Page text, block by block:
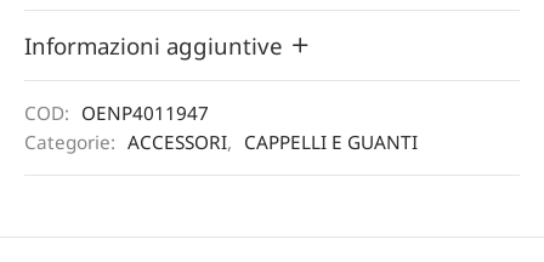
Informazioni aggiuntive
COD: OENP4011947
Categorie: ACCESSORI, CAPPELLI E GUANTI